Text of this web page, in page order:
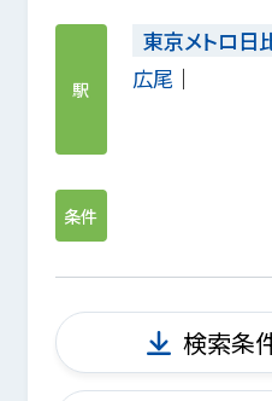
駅
東京メトロ日
広尾
条件
検索条